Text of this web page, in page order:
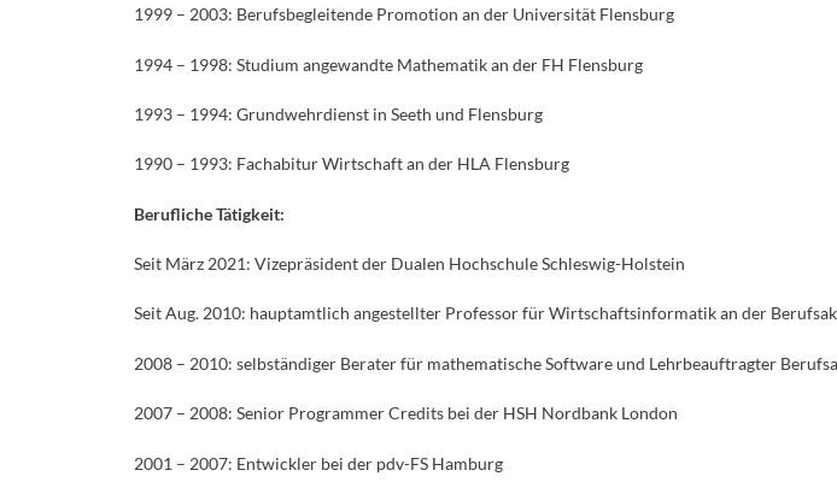
1999 – 2003: Berufsbegleitende Promotion an der Universität Flensburg
1994 – 1998: Studium angewandte Mathematik an der FH Flensburg
1993 – 1994: Grundwehrdienst in Seeth und Flensburg
1990 – 1993: Fachabitur Wirtschaft an der HLA Flensburg
Berufliche Tätigkeit:
Seit März 2021: Vizepräsident der Dualen Hochschule Schleswig-Holstein
Seit Aug. 2010: hauptamtlich angestellter Professor für Wirtschaftsinformatik an der
2008 – 2010: selbständiger Berater für mathematische Software und Lehrbeauftragter
2007 – 2008: Senior Programmer Credits bei der HSH Nordbank London
2001 – 2007: Entwickler bei der pdv-FS Hamburg